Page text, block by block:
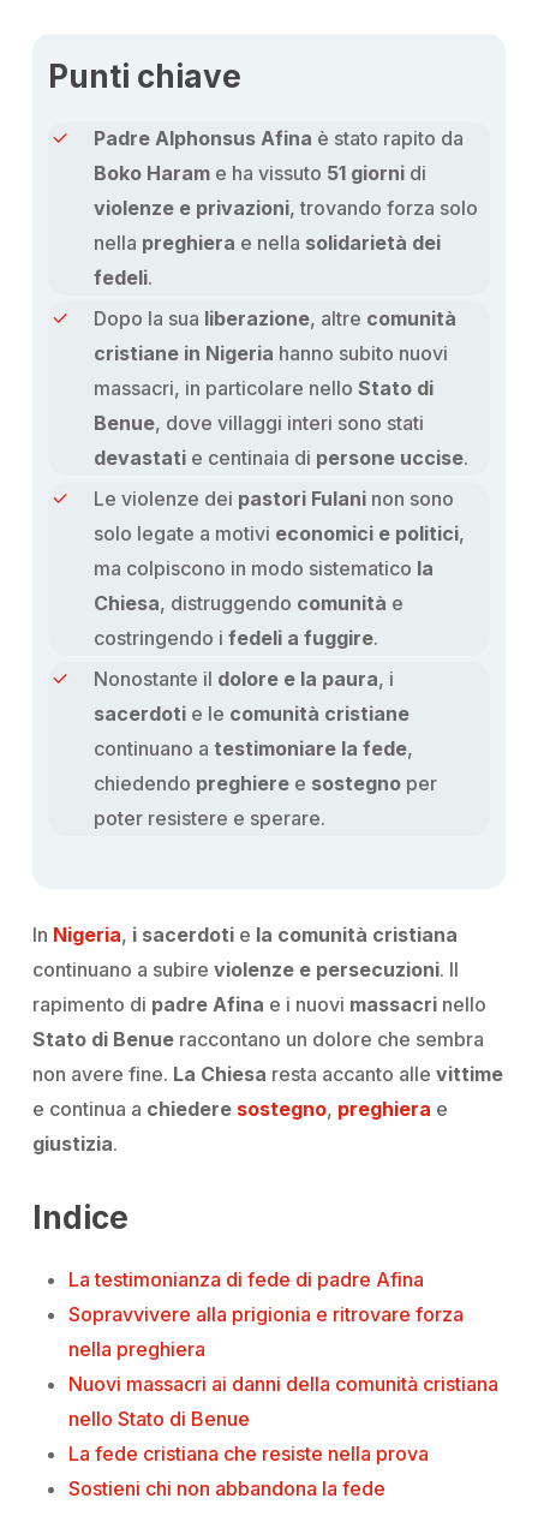
Punti chiave
Padre Alphonsus Afina è stato rapito da
Boko Haram e ha vissuto 51 giorni di
violenze e privazioni, trovando forza solo
nella preghiera e nella solidarietà dei
fedeli.
Dopo la sua liberazione, altre comunità
cristiane in Nigeria hanno subito nuovi
massacri, in particolare nelloStato di
Benue, dove villaggi interi sono stati
devastati e centinaia di persone uccise.
Le violenze dei pastori Fulani non sono
solo legate a motivi economici e politici,
ma colpiscono in modo sistematico la
Chiesa, distruggendo comunità e
costringendo ifedeli a fuggire.
Nonostante il dolore e la paura, i
sacerdoti e le comunità cristiane
continuano atestimoniare la fede,
chiedendo preghiere e sostegno per
poter resistere e sperare.
In Nigeria, i sacerdotie la comunità cristiana
continuano a subire violenze e persecuzioni. Il
rapimento di padre Afina e i nuovi massacrinello
Stato di Benueraccontano un dolore che sembra
non avere fine. La Chiesa resta accanto alle vittime
e continua a chiedere sostegno, preghiera e
giustizia.
Indice
La testimonianza di fede di padre Afina
Sopravvivere alla prigionia e ritrovare forza
nella preghiera
Nuovi massacri ai danni della comunità cristiana
nello Stato di Benue
La fede cristiana che resiste nella prova
Sostieni chi non abbandona la fede